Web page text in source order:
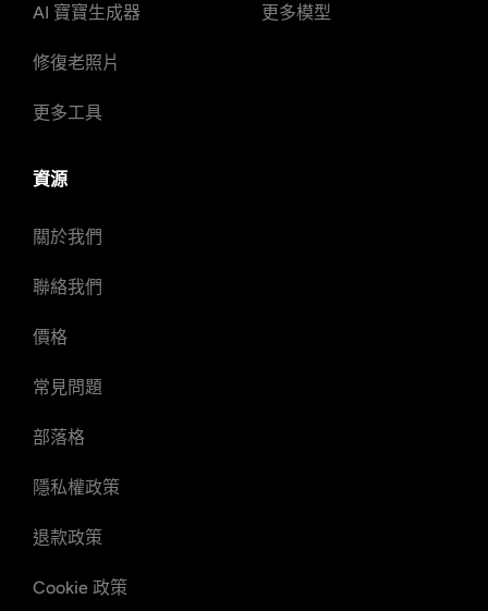
AI 寶寶生成器
修復老照片
更多工具
更多模型
資源
關於我們
聯絡我們
價格
常見問題
部落格
隱私權政策
退款政策
Cookie 政策